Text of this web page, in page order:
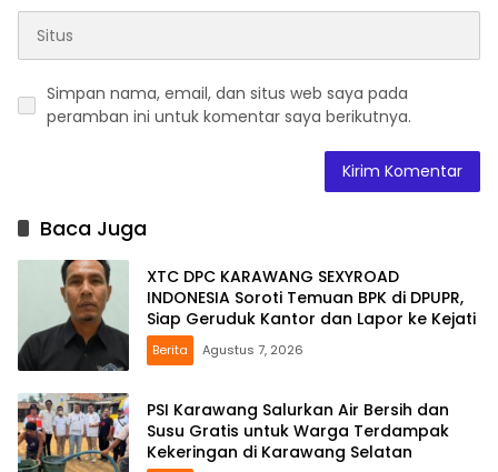
Simpan nama, email, dan situs web saya pada
peramban ini untuk komentar saya berikutnya.
Baca Juga
XTC DPC KARAWANG SEXYROAD
INDONESIA Soroti Temuan BPK di DPUPR,
Siap Geruduk Kantor dan Lapor ke Kejati
Berita Agustus 7, 2026
PSI Karawang Salurkan Air Bersih dan
Susu Gratis untuk Warga Terdampak
Kekeringan di Karawang Selatan